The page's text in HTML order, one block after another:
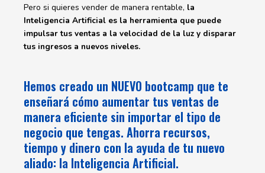
Pero si quieres vender de manera rentable, la
Inteligencia Artificial es la herramienta que puede
impulsar tus ventas a la velocidad de la luz y disparar
tus ingresos a nuevos niveles.
Hemos creado un NUEVO bootcamp que te
enseñará cómo aumentar tus ventas de
manera eficiente sin importar el tipo de
negocio que tengas. Ahorra recursos,
tiempo y dinero con la ayuda de tu nuevo
aliado: la Inteligencia Artificial.